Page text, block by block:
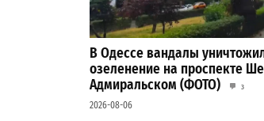
В Одессе вандалы
озеленение на проспекте
Адмиральском (ФОТО)
3
2026-08-06